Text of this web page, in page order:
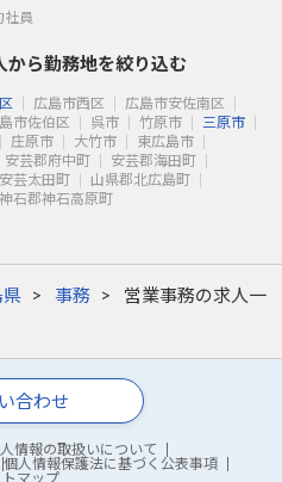
社員
から勤務地を絞り込む
広島市西区
広島市安佐南区
市佐伯区 呉市 竹原市
三原市
庄原市 大竹市
東広島市
安芸郡府中町
安芸郡海田町
芸太田町
山県郡北広島町
神石郡神石高原町
県 事務
営業事務の求人一
合わせ
情報の取扱いについて
個人情報保護法に基づく公表事項
マップ